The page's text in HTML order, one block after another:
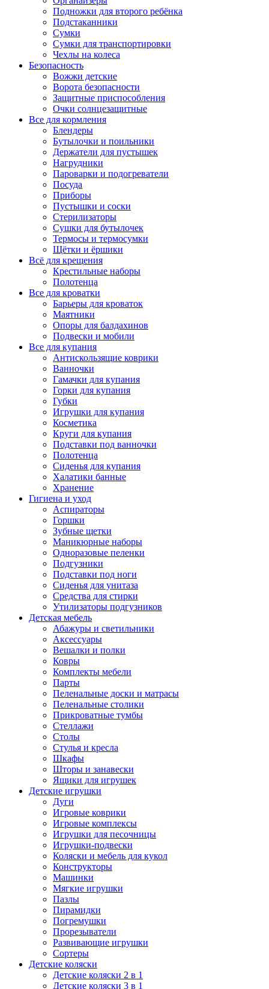
Подножки для второго ребёнка
Подстаканники
Сумки
Сумки для транспортировки
Чехлы на колеса
Безопасность
Вожжи детские
Ворота безопасности
Защитные приспособления
Очки солнцезащитные
Все для кормления
Блендеры
Бутылочки и поильники
Держатели для пустышек
Нагрудники
Пароварки и подогреватели
Посуда
Приборы
Пустышки и соски
Стерилизаторы
Сушки для бутылочек
Термосы и термосумки
Щётки и ёршики
Всё для крещения
Крестильные наборы
Полотенца
Все для кроватки
Барьеры для кроваток
Маятники
Опоры для балдахинов
Подвески и мобили
Все для купания
Антискользящие коврики
Ванночки
Гамачки для купания
Горки для купания
Губки
Игрушки для купания
Косметика
Круги для купания
Подставки под ванночки
Полотенца
Сиденья для купания
Халатики банные
Хранение
Гигиена и уход
Аспираторы
Горшки
Зубные щетки
Маникюрные наборы
Одноразовые пеленки
Подгузники
Подставки под ноги
Сиденья для унитаза
Средства для стирки
Утилизаторы подгузников
Детская мебель
Абажуры и светильники
Аксессуары
Вешалки и полки
Ковры
Комплекты мебели
Парты
Пеленальные доски и матрасы
Пеленальные столики
Прикроватные тумбы
Стеллажи
Столы
Стулья и кресла
Шкафы
Шторы и занавески
Ящики для игрушек
Детские игрушки
Дуги
Игровые коврики
Игровые комплексы
Игрушки для песочницы
Игрушки-подвески
Коляски и мебель для кукол
Конструкторы
Машинки
Мягкие игрушки
Пазлы
Пирамидки
Погремушки
Прорезыватели
Развивающие игрушки
Сортеры
Детские коляски
Детские коляски 2 в 1
Детские коляски 3 в 1